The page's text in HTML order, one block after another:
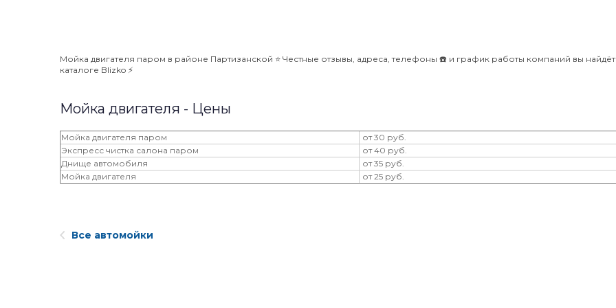
Мойка двигателя паром в районе Партизанской ⭐️ Честные отзывы, адреса, телефоны ☎️ и график работы компаний вы
каталоге Blizko ⚡️
Мойка двигателя - Цены
Мойка двигателя паром
от 30 руб.
Экспресс чистка салона паром
от 40 руб.
Днище автомобиля
от 35 руб.
Мойка двигателя
от 25 руб.
Все автомойки